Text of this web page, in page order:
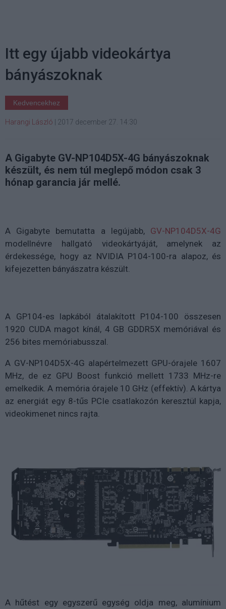
Itt egy újabb videokártya
bányászoknak
Kedvencekhez
Harangi László 2017 december 27. 14:30
A Gigabyte GV-NP104D5X-4G bányászoknak
készült, és nem túl meglepő módon csak 3
hónap garancia jár mellé.
A Gigabyte bemutatta a legújabb, GV-NP104D5X-4G
modellnévre hallgató videokártyáját, amelynek az
érdekessége, hogy az NVIDIA P104-100-ra alapoz, és
kifejezetten bányászatra készült.
A GP104-es lapkából átalakított P104-100 összesen
1920 CUDA magot kínál, 4 GB GDDR5X memóriával és
256 bites memóriabusszal.
A GV-NP104D5X-4G alapértelmezett GPU-órajele 1607
MHz, de ez GPU Boost funkció mellett 1733 MHz-re
emelkedik. A memória órajele 10 GHz (effektív). A kártya
az energiát egy 8-tűs PCIe csatlakozón keresztül kapja,
videokimenet nincs rajta.
A hűtést egy egyszerű egység oldja meg, alumínium